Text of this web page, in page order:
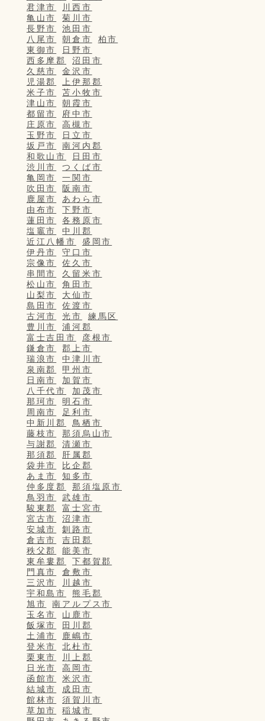
君津市
川西市
亀山市
菊川市
長野市
池田市
八尾市
朝倉市
柏市
東御市
日野市
西多摩郡
沼田市
久慈市
金沢市
児湯郡
上伊那郡
米子市
苫小牧市
津山市
朝霞市
都留市
府中市
庄原市
高槻市
玉野市
日立市
坂戸市
南河内郡
和歌山市
日田市
渋川市
つくば市
亀岡市
一関市
吹田市
阪南市
鹿屋市
あわら市
由布市
下野市
蓮田市
各務原市
塩竈市
中川郡
近江八幡市
盛岡市
伊丹市
守口市
宗像市
佐久市
串間市
久留米市
松山市
角田市
山梨市
大仙市
島田市
佐渡市
古河市
光市
練馬区
豊川市
浦河郡
富士吉田市
彦根市
鎌倉市
郡上市
瑞浪市
中津川市
泉南郡
甲州市
日南市
加賀市
八千代市
加茂市
那珂市
明石市
周南市
足利市
中新川郡
鳥栖市
藤枝市
那須烏山市
与謝郡
清瀬市
那須郡
肝属郡
袋井市
比企郡
あま市
知多市
仲多度郡
那須塩原市
鳥羽市
武雄市
駿東郡
富士宮市
宮古市
沼津市
安城市
釧路市
倉吉市
吉田郡
秩父郡
能美市
東牟婁郡
下都賀郡
門真市
倉敷市
三沢市
川越市
宇和島市
熊毛郡
旭市
南アルプス市
玉名市
山鹿市
飯塚市
田川郡
土浦市
鹿嶋市
登米市
北杜市
栗東市
川上郡
日光市
高岡市
函館市
米沢市
結城市
成田市
館林市
須賀川市
草加市
稲城市